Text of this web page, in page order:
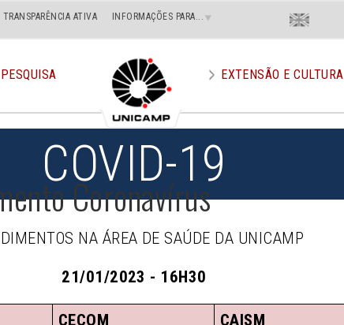
TRANSPARÊNCIA ATIVA INFORMAÇÕES PARA... Menu
Superior
Direito
En
PESQUISA EXTENSÃO E CULTURA
COVID-19
Coronavírus
NA ÁREA DE SAÚDE DA UNICAMP
21/01/2023 - 16H30
CECOM CAISM